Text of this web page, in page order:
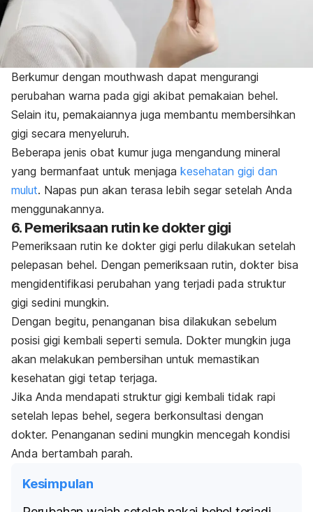
Berkumur dengan mouthwash dapat mengurangi
perubahan warna pada gigi akibat pemakaian behel.
Selain itu, pemakaiannya juga membantu membersihkan
gigi secara menyeluruh.
Beberapa jenis obat kumur juga mengandung mineral
yang bermanfaat untuk menjaga kesehatan gigi dan
mulut. Napas pun akan terasa lebih segar setelah Anda
menggunakannya.
6. Pemeriksaan rutin ke dokter gigi
Pemeriksaan rutin ke dokter gigi perlu dilakukan setelah
pelepasan behel. Dengan pemeriksaan rutin, dokter bisa
mengidentifikasi perubahan yang terjadi pada struktur
gigi sedini mungkin.
Dengan begitu, penanganan bisa dilakukan sebelum
posisi gigi kembali seperti semula. Dokter mungkin juga
akan melakukan pembersihan untuk memastikan
kesehatan gigi tetap terjaga.
Jika Anda mendapati struktur gigi kembali tidak rapi
setelah lepas behel, segera berkonsultasi dengan
dokter. Penanganan sedini mungkin mencegah kondisi
Anda bertambah parah.
Kesimpulan